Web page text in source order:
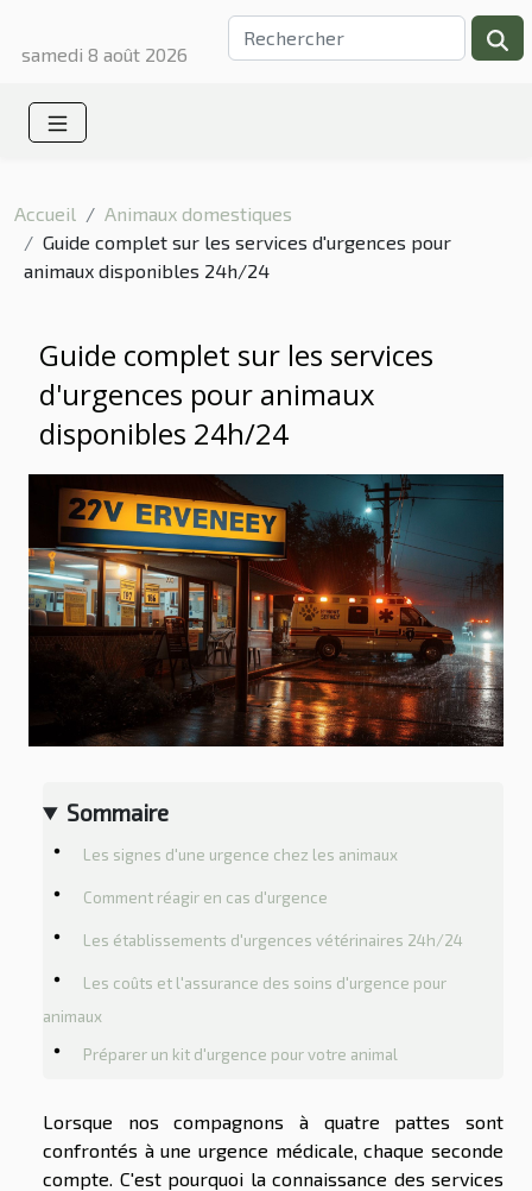
samedi 8 août 2026
Accueil
Animaux domestiques
Guide complet sur les services d'urgences pour
animaux disponibles 24h/24
Guide complet sur les services
d'urgences pour animaux
disponibles 24h/24
Sommaire
Les signes d'une urgence chez les animaux
Comment réagir en cas d'urgence
Les établissements d'urgences vétérinaires 24h/24
Les coûts et l'assurance des soins d'urgence pour
animaux
Préparer un kit d'urgence pour votre animal
Lorsque nos compagnons à quatre pattes sont
confrontés à une urgence médicale, chaque seconde
compte. C'est pourquoi la connaissance des services